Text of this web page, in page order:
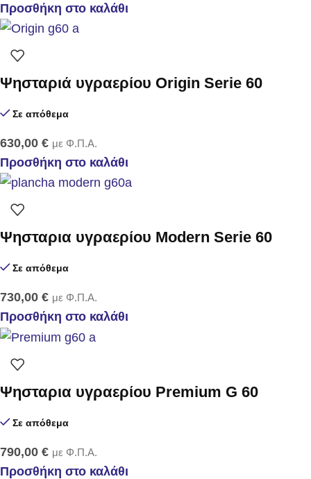
Προσθήκη στο καλάθι
Ψησταριά υγραερίου Origin Serie 60
Σε απόθεμα
630,00 € με Φ.Π.Α.
Προσθήκη στο καλάθι
Ψησταρια υγραερίου Modern Serie 60
Σε απόθεμα
730,00 € με Φ.Π.Α.
Προσθήκη στο καλάθι
Ψησταρια υγραερίου Premium G 60
Σε απόθεμα
790,00 € με Φ.Π.Α.
Προσθήκη στο καλάθι